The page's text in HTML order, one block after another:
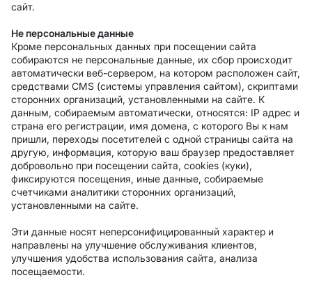
сайт.
Не персональные данные
Кроме персональных данных при посещении сайта
собираются не персональные данные, их сбор происходит
автоматически веб-сервером, на котором расположен сайт,
средствами CMS (системы управления сайтом), скриптами
сторонних организаций, установленными на сайте. К
данным, собираемым автоматически, относятся: IP адрес и
страна его регистрации, имя домена, с которого Вы к нам
пришли, переходы посетителей с одной страницы сайта на
другую, информация, которую ваш браузер предоставляет
добровольно при посещении сайта, cookies (куки),
фиксируются посещения, иные данные, собираемые
счетчиками аналитики сторонних организаций,
установленными на сайте.
Эти данные носят неперсонифицированный характер и
направлены на улучшение обслуживания клиентов,
улучшения удобства использования сайта, анализа
посещаемости.